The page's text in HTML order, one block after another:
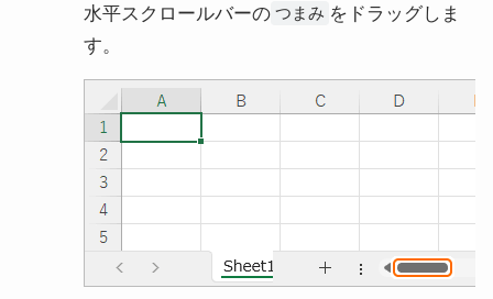
水平スクロールバーの つまみ をドラッグしま
す。